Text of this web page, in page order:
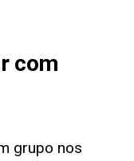
com
grupo nos